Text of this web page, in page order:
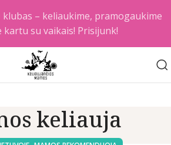
keliauja
– keliaukime, pramogaukime
kartu su vaikais! Prisijunk!